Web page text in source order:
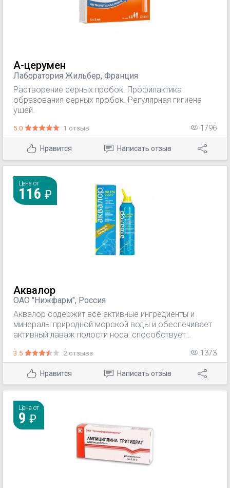
А-церумен
Лаборатория Жильбер, Франция
Растворение серных пробок. Профилактика
образования серных пробок. Регулярная гигиена
ушей.
5.0 1 отзыв 1796
Нравится Написать отзыв
Цена от
116
Аквалор
ОАО "Нижфарм", Россия
Аквалор содержит все активные ингредиенты и
минералы природной морской воды и обеспечивает
активный лаваж полости носа: способствует
выделений и отечности слизистой носа, размягчению
и удалению корок. Препарат нормализует защитную
функцию реснитчатого эпителия слизистой носа и
улучшает носовое дыхание. Оказывает
3.5 2 отзыва 1373
Нравится Написать отзыв
Цена от
9